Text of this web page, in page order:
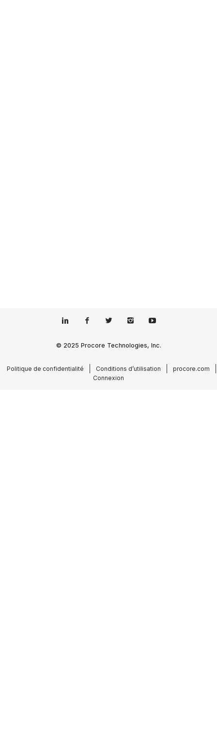
© 2025 Procore Technologies, Inc.
Politique de confidentialité Conditions d’utilisation
procore.com
Connexion